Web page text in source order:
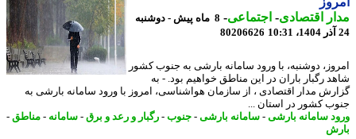
اقتصادی-اجتماعی-
8 ماه پیش - دوشنبه
80206626
دوشنبه، با ورود سامانه بارشی به جنوب کشور
رگبار باران در این مناطق خواهیم بود. - به
مدار اقتصادی ، از سازمان هواشناسی، امروز با ورود سامانه بارشی به
کشور در استان ...
سامانه بارشی -سامانه بارشی -جنوب-رگبار و رعد و برق - سامانه-مناطق-